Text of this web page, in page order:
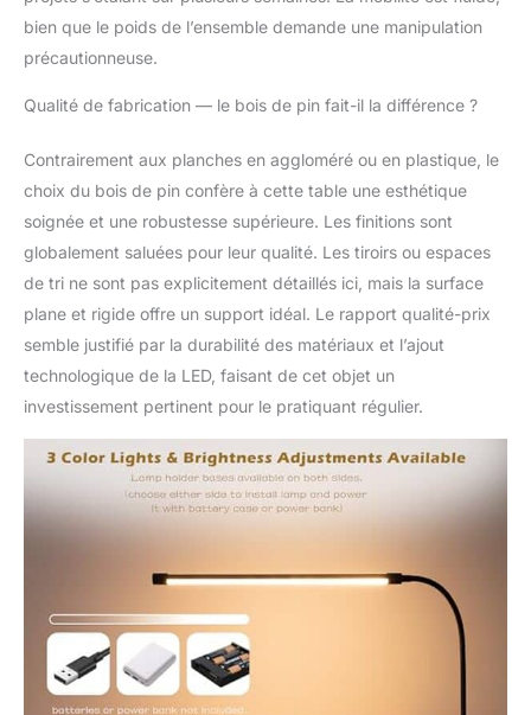
pour le rendre
perpendiculaire au sol
Sa compacité en fait un
les petits espaces.
Étagère inférieure et
poussière :
soigneusement conçue
avec une étagère pour
fournir un espace de
supplémentaire pour
les boîtes à puzzle, les
plateaux de tri et autres
protection
indépendante en feutre
gris est également
contre la poussière et
compagnie coquins
pendant que vous
vous reposez. Le
bien que le poids de l’ensemble demande une manipulation
précautionneuse.
Qualité de fabrication — le bois de pin fait-il la différence ?
Contrairement aux planches en aggloméré ou en plastique, le
choix du bois de pin confère à cette table une esthétique
soignée et une robustesse supérieure. Les finitions sont
globalement saluées pour leur qualité. Les tiroirs ou espaces
de tri ne sont pas explicitement détaillés ici, mais la surface
plane et rigide offre un support idéal. Le rapport qualité-prix
semble justifié par la durabilité des matériaux et l’ajout
technologique de la LED, faisant de cet objet un
investissement pertinent pour le pratiquant régulier.